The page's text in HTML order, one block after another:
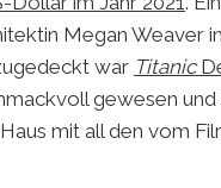
Megan Weaver
war Titanic
gewesen
mit all den vom